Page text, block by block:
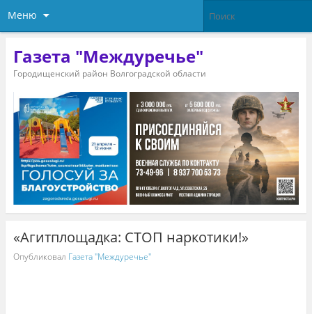
Меню
Газета "Междуречье"
Городищенский район Волгоградской области
«Агитплощадка: СТОП наркотики!»
Опубликовал Газета "Междуречье"